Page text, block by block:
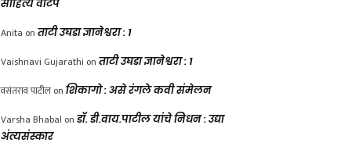
साहित्य वाटप
Anita on ताटी उघडा ज्ञानेश्वरा : 1
Vaishnavi Gujarathi on ताटी उघडा ज्ञानेश्वरा : 1
वसंतराव पाटील on शिकागो : असे रंगले कवी संमेलन
Varsha Bhabal on डॉ. डी.वाय.पाटील यांचे निधन : उद्या
अंत्यसंस्कार